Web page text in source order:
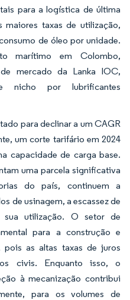
para a logística de última
maiores taxas de utilização,
de óleo por unidade.
marítimo em Colombo,
mercado da Lanka IOC,
nicho por lubrificantes
para declinar a um CAGR
um corte tarifário em 2024
capacidade de carga base.
uma parcela significativa
do país, continuem a
de usinagem, a escassez de
utilização. O setor de
para a construção e
pois as altas taxas de juros
civis. Enquanto isso, o
à mecanização contribui
para os volumes de